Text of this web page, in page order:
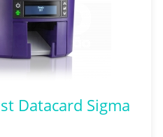
Datacard Sigma